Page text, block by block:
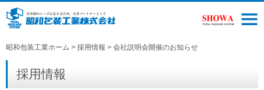
昭和包装工業ホーム > 採用情報 > 会社説明会開催のお知らせ
採用情報